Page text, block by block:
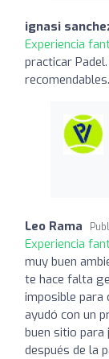
ignasi
Experiencia
practicar
recomendables.
Leo Rama
Experiencia
muy buen
te hace falta
imposible para
ayudó con un
buen sitio
después de la